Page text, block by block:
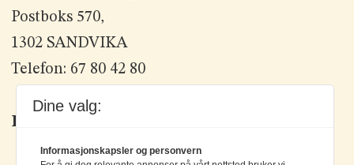
Postboks 570,
1302 SANDVIKA
Telefon: 67 80 42 80
Kontakt oss
Dine valg:
Informasjonskapsler og personvern